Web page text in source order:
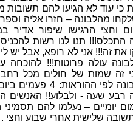
כי עוד לא הגיעו להם
מהלבונה – חזרו אליה
וחצי הרגישו שיפור אדיר
התכלס!!! תנו לנו רשות
את זה!!! אני לא רופא, אבל יש
עולה פרוטות!!! להוכחה
זה שמות של חולים מכל
שעה - ולבלוע!! האנשים
יומיים – נעלמו להם תסמיני
תשובה שלישית אחרי שבוע